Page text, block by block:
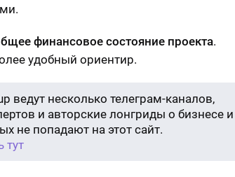
финансовое состояние проекта.
удобный ориентир.
ведут несколько телеграм-каналов,
и авторские лонгриды о бизнесе и
не попадают на этот сайт.
тут